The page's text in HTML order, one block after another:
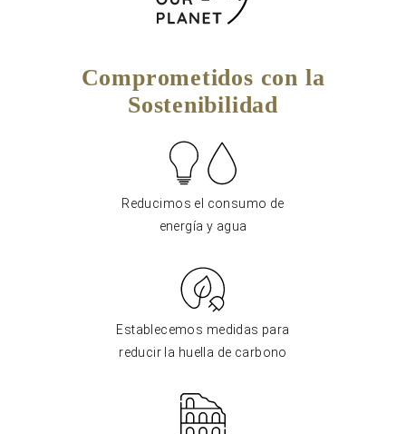
Comprometidos con la
Sostenibilidad
Reducimos el consumo de
energía y agua
Establecemos medidas para
reducir la huella de carbono